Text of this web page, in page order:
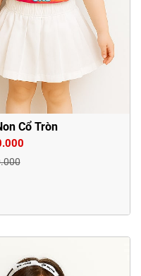
Cổ Tròn